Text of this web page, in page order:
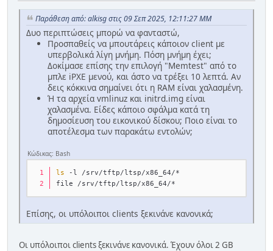
Παράθεση από: alkisg στις 09 Σεπ 2025, 12:11:27 ΜΜ
Δυο περιπτώσεις μπορώ να φανταστώ,
Προσπαθείς να μπουτάρεις κάποιον client με
υπερβολικά λίγη μνήμη. Πόση μνήμη έχει;
Δοκίμασε επίσης την επιλογή "Memtest" από το
μπλε iPXE μενού, και άστο να τρέξει 10 λεπτά. Αν
δεις κόκκινα σημαίνει ότι η RAM είναι χαλασμένη.
Ή τα αρχεία vmlinuz και initrd.img είναι
χαλασμένα. Είδες κάποιο σφάλμα κατά τη
δημοσίευση του εικονικού δίσκου; Ποιο είναι το
αποτέλεσμα των παρακάτω εντολών;
Κώδικας: Bash
ls -l /srv/tftp/ltsp/x86_64/*
file /srv/tftp/ltsp/x86_64/*
Επίσης, οι υπόλοιποι clients ξεκινάνε κανονικά;
Οι υπόλοιποι clients ξεκινάνε κανονικά. Έχουν όλοι 2 GB